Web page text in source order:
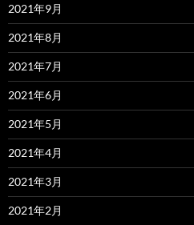
2021年9月
2021年8月
2021年7月
2021年6月
2021年5月
2021年4月
2021年3月
2021年2月